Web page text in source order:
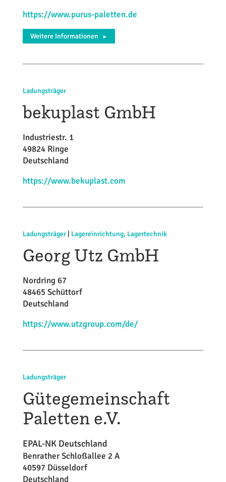
https://www.purus-paletten.de
Weitere Informationen ►
Ladungsträger
bekuplast GmbH
Industriestr. 1
49824 Ringe
Deutschland
https://www.bekuplast.com
Ladungsträger| Lagereinrichtung, Lagertechnik
Georg Utz GmbH
Nordring 67
48465 Schüttorf
Deutschland
https://www.utzgroup.com/de/
Ladungsträger
Gütegemeinschaft
Paletten e.V.
EPAL-NK Deutschland
Benrather Schloßallee 2 A
40597 Düsseldorf
Deutschland